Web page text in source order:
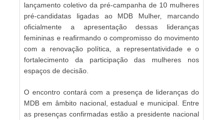
lançamento coletivo da pré-campanha de 10 mulheres
pré-candidatas ligadas ao MDB Mulher, marcando
oficialmente a apresentação dessas lideranças
femininas e reafirmando o compromisso do movimento
com a renovação política, a representatividade e o
fortalecimento da participação das mulheres nos
espaços de decisão.
O encontro contará com a presença de lideranças do
MDB em âmbito nacional, estadual e municipal. Entre
as presenças confirmadas estão a presidente nacional